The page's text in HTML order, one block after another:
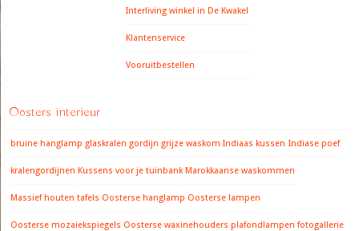
Interliving winkel in De Kwakel
Klantenservice
Vooruitbestellen
Oosters interieur
bruine hanglamp glaskralen gordijn grijze waskom Indiaas kussen Indiase poef
kralengordijnen Kussens voor je tuinbank Marokkaanse waskommen
Massief houten tafels Oosterse hanglamp Oosterse lampen
Oosterse mozaiekspiegels Oosterse waxinehouders plafondlampen fotogallerie